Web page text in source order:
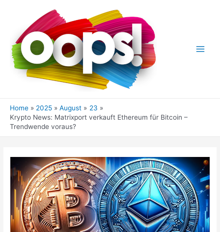
Home 2025 August
23
Krypto News: Matrixport verkauft Ethereum für Bitcoin –
Trendwende voraus?